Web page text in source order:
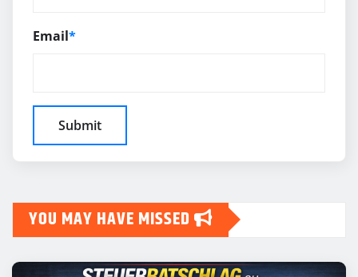
Email*
YOU MAY HAVE MISSED